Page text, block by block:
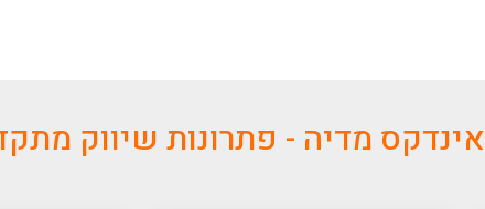
אינדקס מדיה - פתרונות שיווק